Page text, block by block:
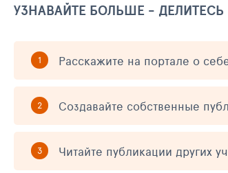
УЗНАВАЙТЕ БОЛЬШЕ -
Расскажите на портале о
Создавайте собственные
Читайте публикации других